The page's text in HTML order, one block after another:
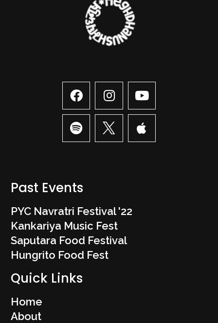
Past Events
PYC Navratri Festival '22
Kankariya Music Fest
Saputara Food Festival
Hungrito Food Fest
Quick Links
Home
About